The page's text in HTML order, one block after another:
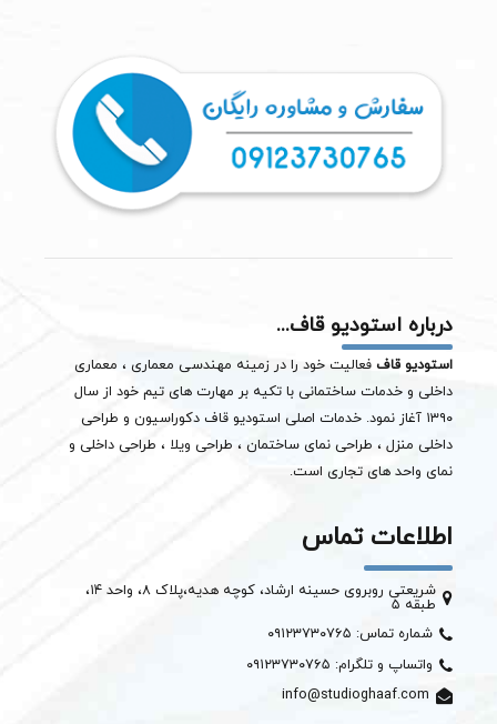
درباره استودیو قاف...
استودیو قاف فعالیت خود را در زمینه مهندسی معماری ، معماری
داخلی و خدمات ساختمانی با تکیه بر مهارت های تیم خود از سال
۱۳۹۰ آغاز نمود. خدمات اصلی استودیو قاف دکوراسیون و طراحی
داخلی منزل ، طراحی نمای ساختمان ، طراحی ویلا ، طراحی داخلی و
نمای واحد های تجاری است.
اطلاعات تماس
شریعتی روبروی حسینه ارشاد، کوچه هدیه،پلاک ۸، واحد ۱۴،
طبقه ۵
شماره تماس: ۰۹۱۲۳۷۳۰۷۶۵
واتساپ و تلگرام: ۰۹۱۲۳۷۳۰۷۶۵
info@studioghaaf.com